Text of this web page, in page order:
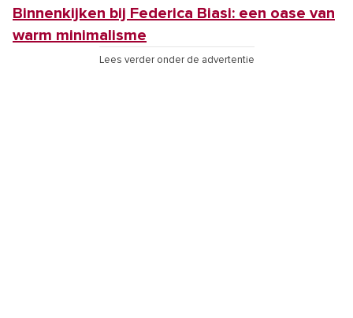
Binnenkijken bij Federica Biasi: een oase van
warm minimalisme
Lees verder onder de advertentie